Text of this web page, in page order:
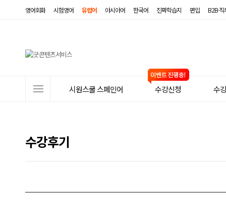
영어회화 시험영어 유럽어 아시아어 한국어 진짜학습지 편입 B2B·
뉴
시원스쿨 스페인어 수강신청 수
수강후기